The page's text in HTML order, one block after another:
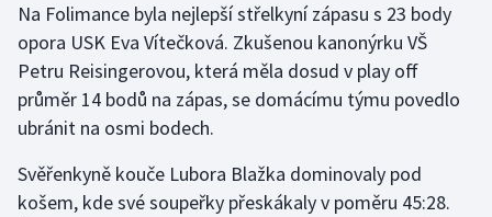
Futsal
Golf
Gymnastika
Házená
Na Folimance byla nejlepší střelkyní zápasu s 23 body
opora USK Eva Vítečková. Zkušenou kanonýrku VŠ
Petru Reisingerovou, která měla dosud v play off
průměr 14 bodů na zápas, se domácímu týmu povedlo
ubránit na osmi bodech.
Svěřenkyně kouče Lubora Blažka dominovaly pod
košem, kde své soupeřky přeskákaly v poměru 45:28.